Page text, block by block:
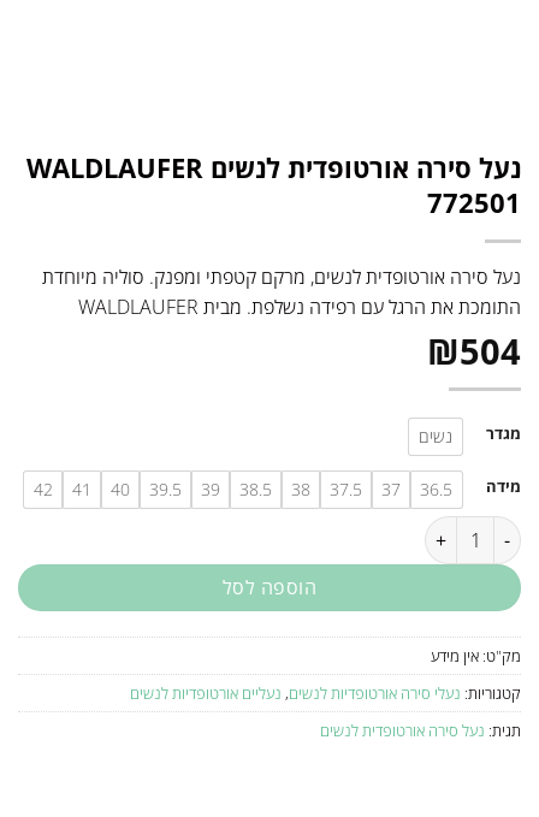
נעל סירה אורטופדית לנשים WALDLAUFER
772501
נעל סירה אורטופדית לנשים, מרקם קטפתי ומפנק. סוליה מיוחדת
התומכת את הרגל עם רפידה נשלפת. מבית WALDLAUFER
₪504
מגדר נשים
מידה 36.5
37
37.5
38
38.5
39
39.5
40
41
42
כמות של נעל סירה אורטופדית לנשים WALDLAUFER 772501
הוספה לסל
מק"ט: אין מידע
קטגוריות: נעלי סירה אורטופדיות לנשים, נעליים אורטופדיות לנשים
תגית: נעל סירה אורטופדית לנשים